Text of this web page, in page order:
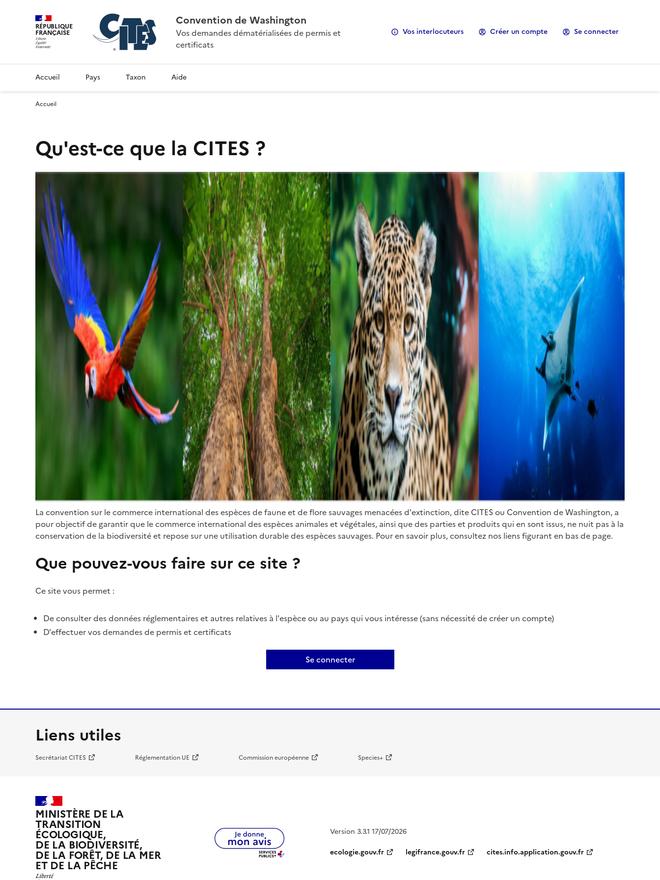
RÉPUBLIQUE
FRANÇAISE
Convention de Washington
Vos demandes dématérialisées de permis et
certificats
Vos interlocuteurs Créer un compte Se connecter
Accueil Pays Taxon Aide
Accueil
Qu'est-ce que la CITES ?
La convention sur le commerce international des espèces de faune et de flore sauvages menacées d'extinction, dite CITES ou Convention de Washington, a
pour objectif de garantir que le commerce international des espèces animales et végétales, ainsi que des parties et produits qui en sont issus, ne nuit pas à la
conservation de la biodiversité et repose sur une utilisation durable des espèces sauvages. Pour en savoir plus, consultez nos liens figurant en bas de page.
Que pouvez-vous faire sur ce site ?
Ce site vous permet :
De consulter des données réglementaires et autres relatives à l'espèce ou au pays qui vous intéresse (sans nécessité de créer un compte)
D'effectuer vos demandes de permis et certificats
Se connecter
Liens utiles
Secrétariat CITES Réglementation UE Commission européenne Species+
MINISTÈRE DE LA
TRANSITION
ÉCOLOGIQUE,
DE LA BIODIVERSITÉ,
DE LA FORÊT, DE LA MER
ET DE LA PÊCHE
Version 3.3.1 17/07/2026
ecologie.gouv.fr
legifrance.gouv.fr cites.info.application.gouv.fr